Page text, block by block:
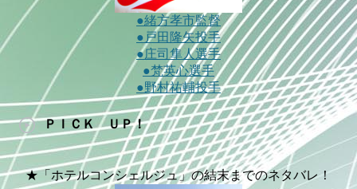
●緒方孝市監督
●戸田隆矢投手
●庄司隼人選手
●梵英心選手
●野村祐輔投手
ＰＩＣＫ ＵＰ！
★「ホテルコンシェルジュ」の結末までのネタバレ！